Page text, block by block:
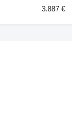
3.887 €